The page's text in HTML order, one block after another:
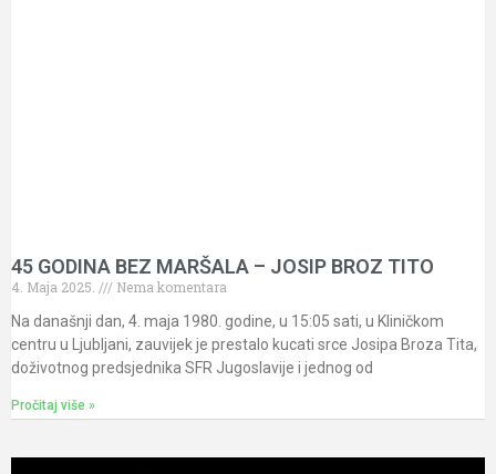
45 GODINA BEZ MARŠALA – JOSIP BROZ TITO
4. Maja 2025.
Nema komentara
Na današnji dan, 4. maja 1980. godine, u 15:05 sati, u Kliničkom
centru u Ljubljani, zauvijek je prestalo kucati srce Josipa Broza Tita,
doživotnog predsjednika SFR Jugoslavije i jednog od
Pročitaj više »